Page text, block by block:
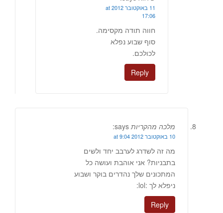
11 באוקטובר 2012 at
17:06
חווה תודה מקסימה.
סוף שבוע נפלא
לכולכם.
Reply
מלכה מהקריות says:
10 באוקטובר 2012 at 9:04
מה זה לשדרג לערבב יחד ולשים
בתבניות? אני אוהבת ועושה כל
המתכונים שלך נהדרים בוקר ושבוע
ניפלא לך :lol:
Reply